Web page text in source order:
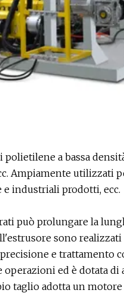
a bassa
Ampiamente
industriali prodotti, ecc.
può prolungare la
sono
e trattamento
ed è dotata di
taglio adotta un